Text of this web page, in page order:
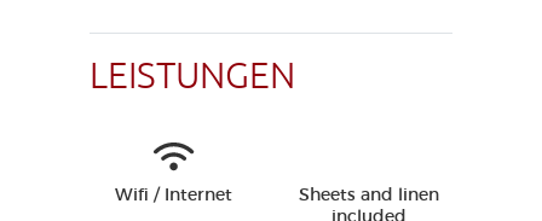
LEISTUNGEN
Wifi / Internet
Sheets and linen
included